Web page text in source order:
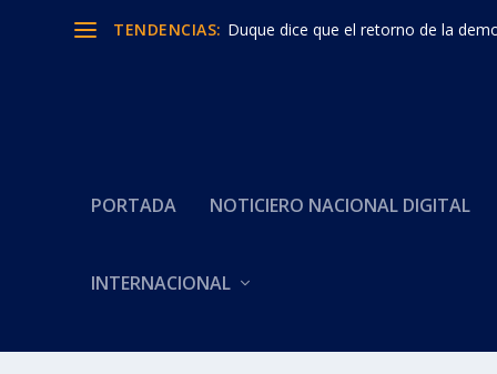
TENDENCIAS: Duque dice que el retorno de la
PORTADA NOTICIERO NACIONAL DIGITAL
INTERNACIONAL